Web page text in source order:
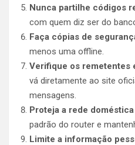
Nunca partilhe códigos
com quem diz ser do
Faça cópias de
menos uma offline.
Verifique os remetentes
vá diretamente ao site
mensagens.
Proteja a rede doméstica
padrão do router e
Limite a informação